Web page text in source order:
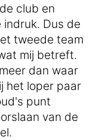
club en
Dus de
tweede team
mij betreft.
dan waar
het loper paar
punt
van de